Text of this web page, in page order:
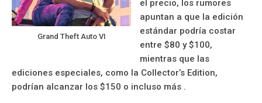
Grand Theft Auto VI
el precio, los rumores
apuntan a que la edición
estándar podría costar
entre $80 y $100,
mientras que las
ediciones especiales, como la Collector’s Edition,
podrían alcanzar los $150 o incluso más .